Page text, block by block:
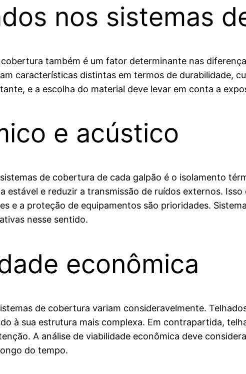
nos sistemas
também é um fator determinante nas
características distintas em termos de durabilidade,
e a escolha do material deve levar em conta a
e acústico
de cobertura de cada galpão é o isolamento
estável e reduzir a transmissão de ruídos externos.
e a proteção de equipamentos são prioridades.
nesse sentido.
econômica
de cobertura variam consideravelmente.
à sua estrutura mais complexa. Em contrapartida,
A análise de viabilidade econômica deve
do tempo.